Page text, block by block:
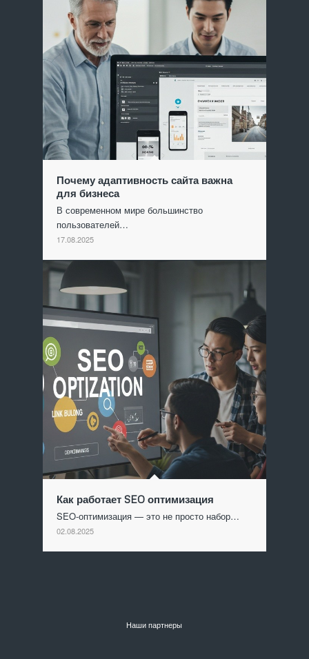
Почему адаптивность сайта важна
для бизнеса
В современном мире большинство
пользователей…
17.08.2025
Как работает SEO оптимизация
SEO-оптимизация — это не просто набор…
02.08.2025
Наши партнеры